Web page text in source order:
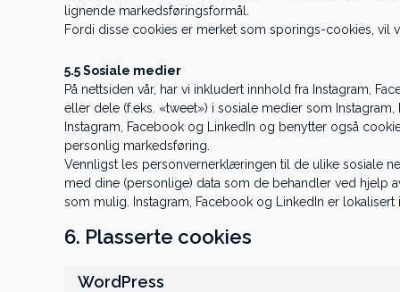
lignende markedsføringsformål.
Fordi disse cookies er merket som sporings-cookies, vil
5.5 Sosiale medier
På nettsiden vår, har vi inkludert innhold fra Instagram,
eller dele (f.eks. «tweet») i sosiale medier som
Instagram, Facebook og LinkedIn og benytter også
personlig markedsføring.
Vennligst les personvernerklæringen til de ulike sosiale
med dine (personlige) data som de behandler ved hjelp
som mulig. Instagram, Facebook og LinkedIn er lokalisert
6. Plasserte cookies
WordPress